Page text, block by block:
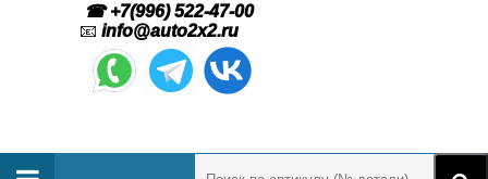
☎ +7(996) 522-47-00
📧 info@auto2x2.ru